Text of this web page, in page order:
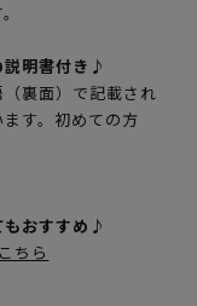
明書付き♪
裏面）で記載され
す。初めての方
おすすめ♪
ちら